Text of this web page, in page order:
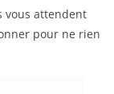
vous attendent
pour ne rien